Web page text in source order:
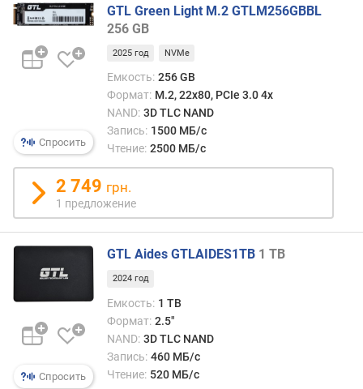
о
д
ы
х
д
р
о
и
о
т
о
Спросить
GTL Green Light M.2 GTLM256GBBL
256 GB
2025 год NVMe
Емкость: 256 GB
Формат: M.2, 22x80, PCIe 3.0 4x
NAND: 3D TLC NAND
Запись: 1500 МБ/с
Чтение: 2500 МБ/с
2 749 грн.
1 предложение
Спросить
GTL Aides GTLAIDES1TB 1 TB
2024 год
Емкость: 1 TB
Формат: 2.5"
NAND: 3D TLC NAND
Запись: 460 МБ/с
Чтение: 520 МБ/с